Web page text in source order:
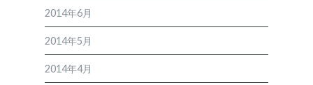
2014年6月
2014年5月
2014年4月